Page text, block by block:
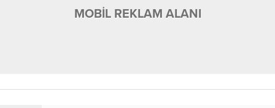
MOBİL REKLAM ALANI